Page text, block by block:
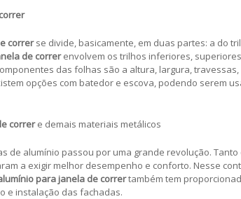
correrse divide, basicamente, em duas partes: a do
de correrenvolvem os trilhos inferiores,
das folhas são a altura, largura, travessas,
opções com batedor e escova, podendo serem
correre demais materiais metálicos
de alumínio passou por uma grande revolução. Tanto
a exigir melhor desempenho e conforto. Nesse
para janela de corrertambém tem
e instalação das fachadas.